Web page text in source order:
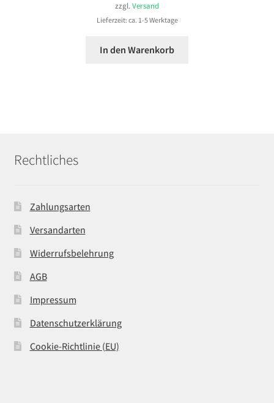
zzgl.Versand
Lieferzeit: ca. 1-5 Werktage
In den Warenkorb
Rechtliches
Zahlungsarten
Versandarten
Widerrufsbelehrung
AGB
Impressum
Datenschutzerklärung
Cookie-Richtlinie (EU)